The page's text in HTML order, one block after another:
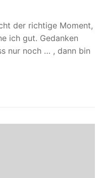
der richtige Moment,
ich gut. Gedanken
nur noch … , dann bin